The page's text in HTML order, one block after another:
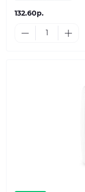
132.60р.